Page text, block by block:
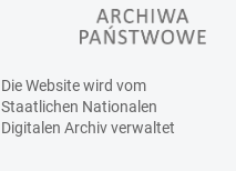
Die Website wird vom
Staatlichen Nationalen
Digitalen Archivverwaltet